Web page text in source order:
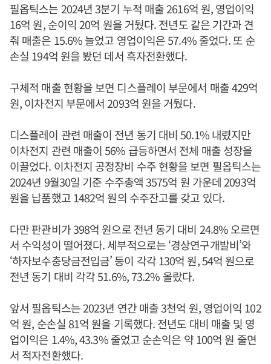
필옵틱스는 2024년 3분기 누적 매출 2616억 원, 영업이익
16억 원, 순이익 20억 원을 거뒀다. 전년도 같은 기간과 견
줘 매출은 15.6% 늘었고 영업이익은 57.4% 줄었다. 또 순
손실 194억 원을 봤던 데서 흑자전환했다.
구체적 매출 현황을 보면 디스플레이 부문에서 매출 429억
원, 이차전지 부문에서 2093억 원을 거뒀다.
디스플레이 관련 매출이 전년 동기 대비 50.1% 내렸지만
이차전지 관련 매출이 56% 급등하면서 전체 매출 성장을
이끌었다. 이차전지 공정장비 수주 현황을 보면 필옵틱스는
2024년 9월30일 기준 수주총액 3575억 원 가운데 2093억
원을 납품했고 1482억 원의 수주잔고를 갖고 있다.
다만 판관비가 398억 원으로 전년 동기 대비 24.8% 오르면
서 수익성이 떨어졌다. 세부적으로는 ‘경상연구개발비’와
‘하자보수충당금전입금’ 등이 각각 130억 원, 54억 원으로
전년 동기 대비 각각 51.6%, 73.2% 올랐다.
앞서 필옵틱스는 2023년 연간 매출 3천억 원, 영업이익 102
억 원, 순손실 81억 원을 기록했다. 전년도 대비 매출 및 영
업이익은 1.4%, 43.3% 줄었고 순손익은 약 100억 원 줄면
서 적자전환했다.